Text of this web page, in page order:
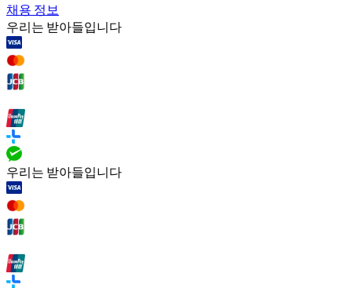
채용 정보
우리는 받아들입니다
우리는 받아들입니다